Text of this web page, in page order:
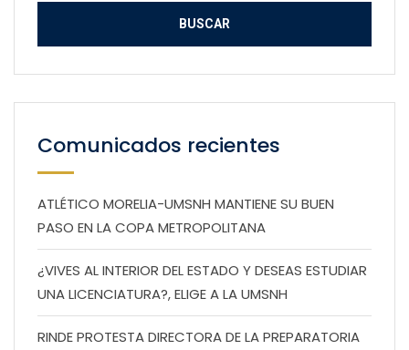
Comunicados recientes
ATLÉTICO MORELIA-UMSNH MANTIENE SU BUEN
PASO EN LA COPA METROPOLITANA
¿VIVES AL INTERIOR DEL ESTADO Y DESEAS ESTUDIAR
UNA LICENCIATURA?, ELIGE A LA UMSNH
RINDE PROTESTA DIRECTORA DE LA PREPARATORIA